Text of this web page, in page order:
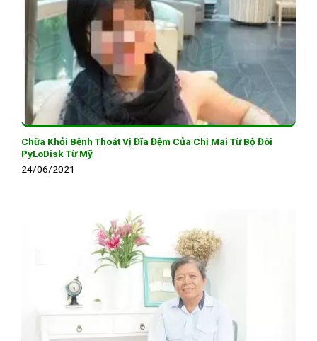
Chữa Khỏi Bệnh Thoát Vị Đĩa Đệm Của Chị Mai Từ Bộ Đôi
PyLoDisk Từ Mỹ
24/06/2021